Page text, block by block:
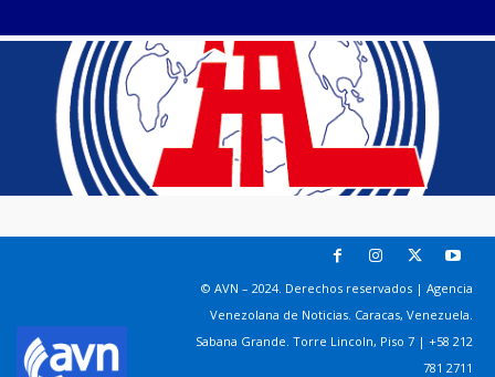
© AVN – 2024. Derechos reservados | Agencia
Venezolana de Noticias. Caracas, Venezuela.
Sabana Grande. Torre Lincoln, Piso 7 | +58 212
781 2711